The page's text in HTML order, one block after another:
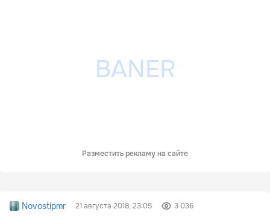
Разместить рекламу на сайте
Novostipmr 21 августа 2018, 23:05 3 036